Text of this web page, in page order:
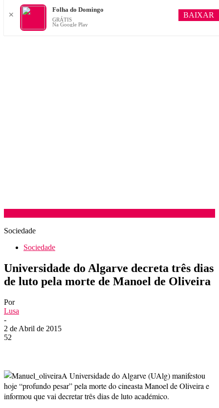
Sociedade
Sociedade
Universidade do Algarve decreta três dias
de luto pela morte de Manoel de Oliveira
Por
Lusa
-
2 de Abril de 2015
52
A Universidade do Algarve (UAlg) manifestou
hoje “profundo pesar” pela morte do cineasta Manoel de Oliveira e
informou que vai decretar três dias de luto académico.
✕
Folha do Domingo
GRÁTIS
Na Google Play
BAIXAR